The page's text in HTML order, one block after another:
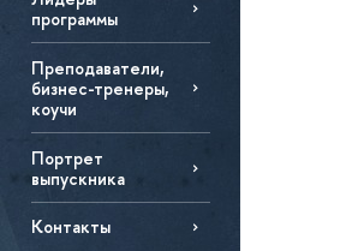
программы
Преподаватели,
бизнес-тренеры,
коучи
Портрет
выпускника
Контакты